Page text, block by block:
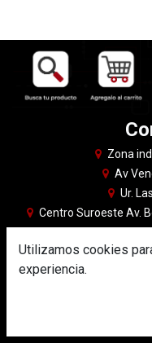
Zona
Av
Ur.
Centro Suroeste Av.
Utilizamos cookies
experiencia.